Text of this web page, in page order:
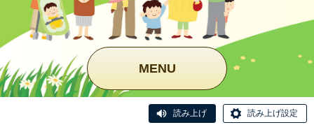
MENU
読み上げ 読み上げ設定